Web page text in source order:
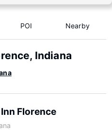
POI Nearby
Indiana
Florence